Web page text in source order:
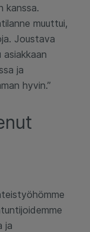
kanssa.
muuttui,
Joustava
asiakkaan
ja
hyvin.”
ja